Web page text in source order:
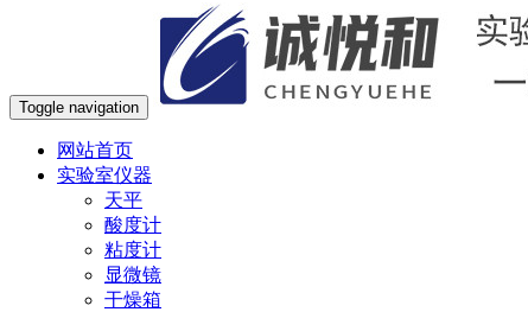
Toggle navigation
网站首页
实验室仪器
天平
酸度计
粘度计
显微镜
干燥箱